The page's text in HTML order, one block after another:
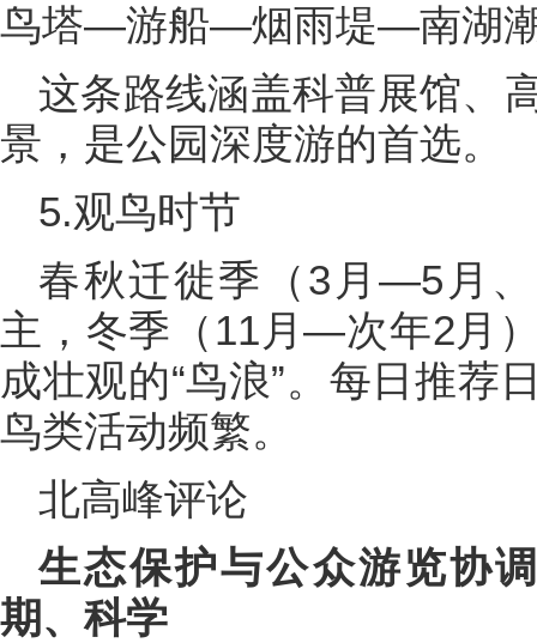
鸟塔—游船—烟雨堤—南湖
这条路线涵盖科普展馆、
景，是公园深度游的首选。
5.观鸟时节
春秋迁徙季（3月—5月
主，冬季（11月—次年2月
成壮观的“鸟浪”。每日推荐
鸟类活动频繁。
北高峰评论
生态保护与公众游览协
期、科学